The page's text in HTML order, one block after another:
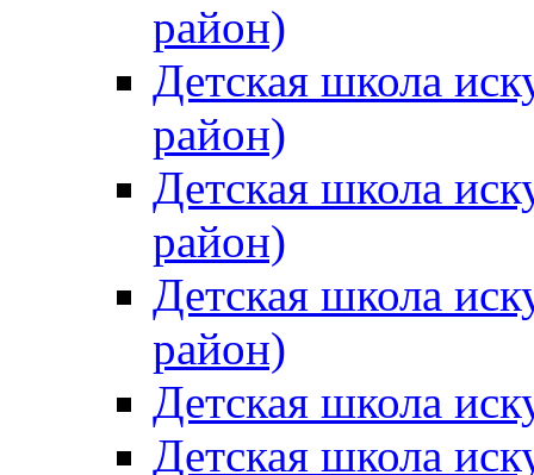
район)
Детская школа
район)
Детская школа
район)
Детская школа
район)
Детская школа
Детская школа